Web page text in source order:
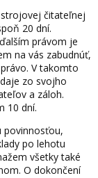
čitateľnej
20 dní.
právom je
na vás zabudnúť,
V takomto
zo svojho
a záloh.
10 dní.
povinnosťou,
po lehotu
všetky také
O dokončení